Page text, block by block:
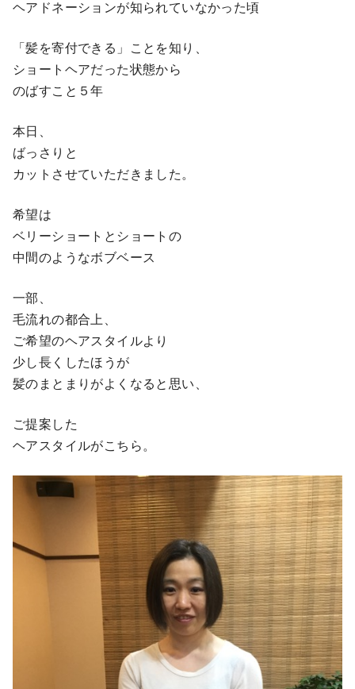
ヘアドネーションが知られていなかった頃
「髪を寄付できる」ことを知り、
ショートヘアだった状態から
のばすこと５年
本日、
ばっさりと
カットさせていただきました。
希望は
ベリーショートとショートの
中間のようなボブベース
一部、
毛流れの都合上、
ご希望のヘアスタイルより
少し長くしたほうが
髪のまとまりがよくなると思い、
ご提案した
ヘアスタイルがこちら。